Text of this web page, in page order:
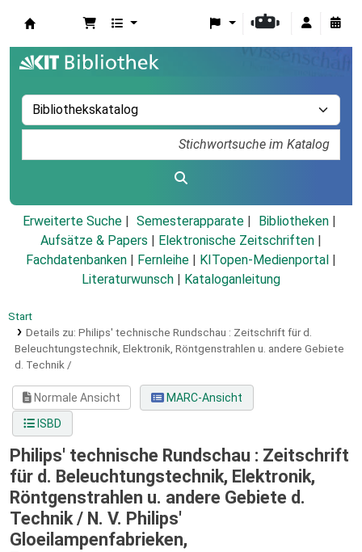
Erweiterte Suche Semesterapparate
Bibliotheken
Aufsätze & Papers
Elektronische Zeitschriften
Fachdatenbanken
Fernleihe KITopen-Medienportal
Literaturwunsch
Kataloganleitung
Start
Details zu: Philips' technische Rundschau : Zeitschrift für d.
Beleuchtungstechnik, Elektronik, Röntgenstrahlen u. andere Gebiete
d. Technik /
Normale Ansicht
MARC-Ansicht
ISBD
Philips' technische Rundschau : Zeitschrift
für d. Beleuchtungstechnik, Elektronik,
Röntgenstrahlen u. andere Gebiete d.
Technik / N. V. Philips'
Gloeilampenfabrieken,